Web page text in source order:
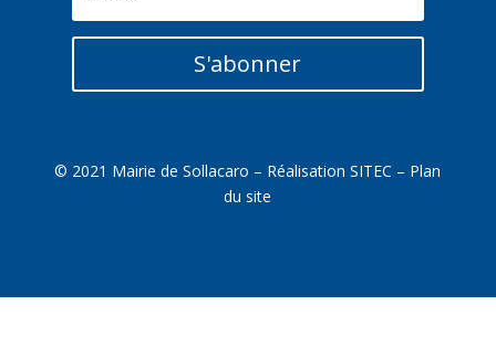
S'abonner
© 2021 Mairie de Sollacaro – RéalisationSITEC – Plan
du site